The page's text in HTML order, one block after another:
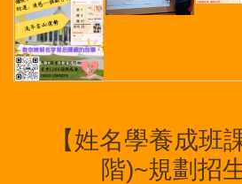
【姓名學養成班
階)~規劃招